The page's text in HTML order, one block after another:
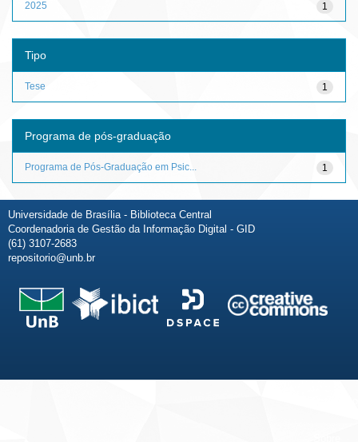
1
2025
Tipo
1
Tese
Programa de pós-graduação
1
Programa de Pós-Graduação em Psic...
Universidade de Brasília - Biblioteca Central
Coordenadoria de Gestão da Informação Digital - GID
(61) 3107-2683
repositorio@unb.br